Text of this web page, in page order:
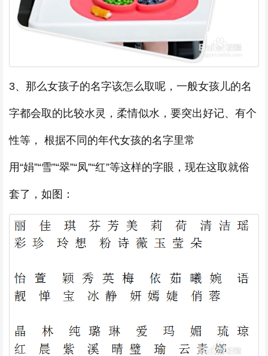
3、那么女孩子的名字该怎么取呢，一般女孩儿的名
字都会取的比较水灵，柔情似水，要突出好记、有个
性等， 根据不同的年代女孩的名字里常
用“娟”“雪”“翠”“凤”“红”等这样的字眼，现在这取就俗
套了，如图：